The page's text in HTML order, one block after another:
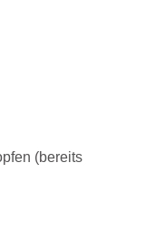
(bereits